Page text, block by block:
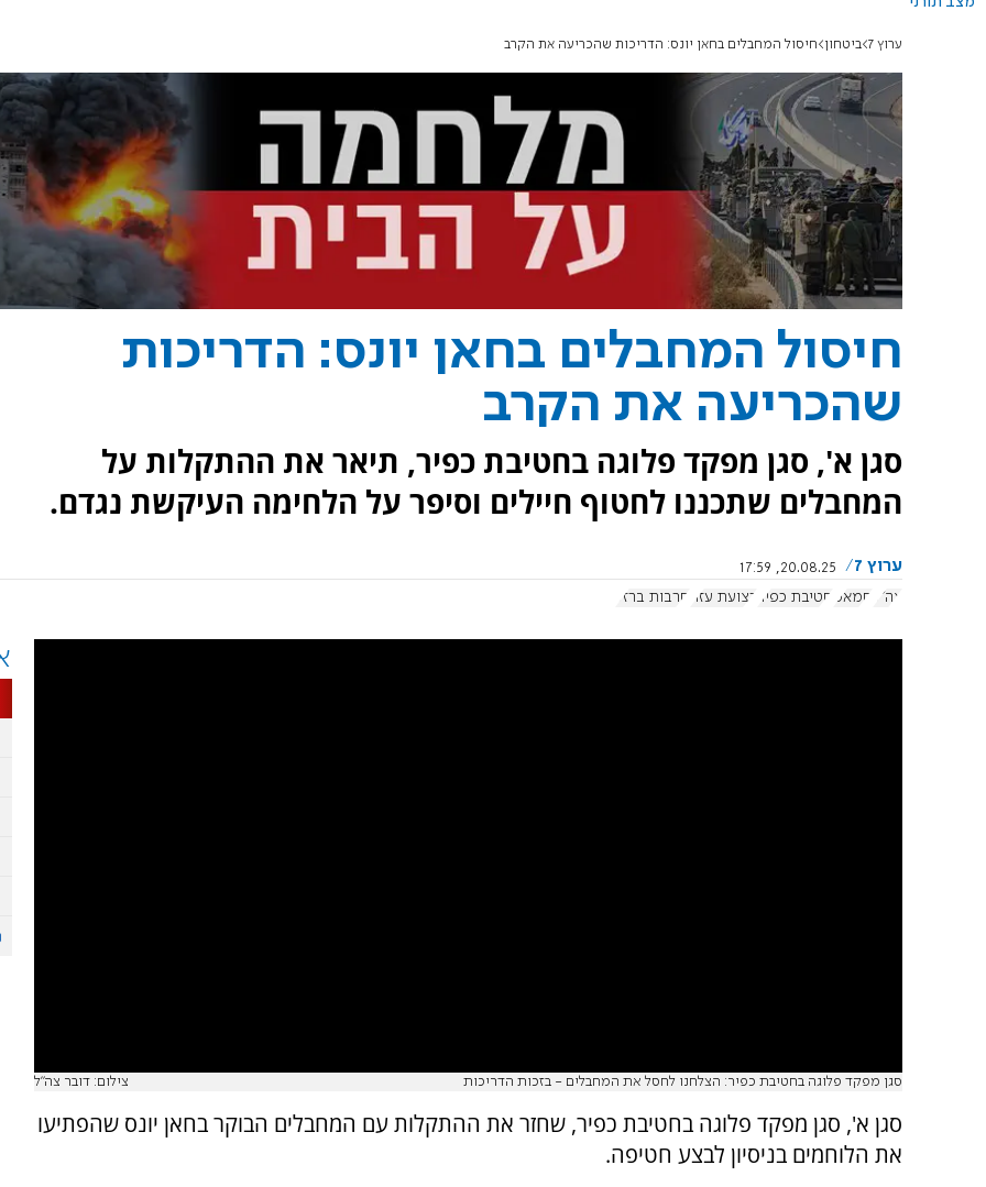
ערוץ 7 ביטחון חיסול המחבלים בחאן יונס: הדריכות שהכריעה את הקרב
חיסול המחבלים בחאן יונס: הדריכות
שהכריעה את הקרב
סגן א', סגן מפקד פלוגה בחטיבת כפיר, תיאר את ההתקלות על
המחבלים שתכננו לחטוף חיילים וסיפר על הלחימה העיקשת נגדם.
ערוץ 7
20.08.25, 17:59
צה"ל
חמאס חטיבת כפיר רצועת עזה חרבות ברזל
סגן מפקד פלוגה בחטיבת כפיר: הצלחנו לחסל את המחבלים - בזכות הדריכות צילום: דובר צה"ל
סגן א', סגן מפקד פלוגה בחטיבת כפיר, שחזר את ההתקלות עם המחבלים הבוקר בחאן יונס שהפתיעו
את הלוחמים בניסיון לבצע חטיפה.